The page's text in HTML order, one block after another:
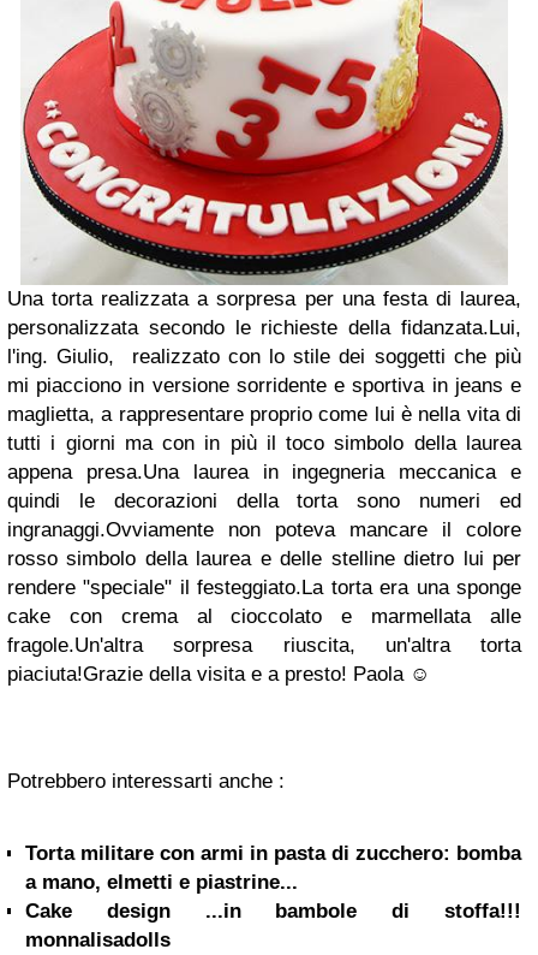
Una torta realizzata a sorpresa per una festa di laurea,
personalizzata secondo le richieste della fidanzata.Lui,
l'ing. Giulio, realizzato con lo stile dei soggetti che più
mi piacciono in versione sorridente e sportiva in jeans e
maglietta, a rappresentare proprio come lui è nella vita di
tutti i giorni ma con in più il toco simbolo della laurea
appena presa.Una laurea in ingegneria meccanica e
quindi le decorazioni della torta sono numeri ed
ingranaggi.Ovviamente non poteva mancare il colore
rosso simbolo della laurea e delle stelline dietro lui per
rendere"speciale" il festeggiato.La torta era una sponge
cake con crema al cioccolato e marmellata alle
fragole.Un'altra sorpresa riuscita, un'altra torta
piaciuta!Grazie della visita e a presto! Paola ☺
Potrebbero interessarti anche :
Torta militare con armi in pasta di zucchero: bomba
a mano, elmetti e piastrine...
Cake design ...in bambole di stoffa!!!
monnalisadolls